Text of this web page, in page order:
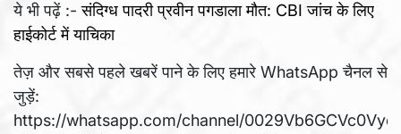
ये भी पढ़ें :-संदिग्ध पादरी प्रवीन पगडाला मौत: CBI जांच के लिए
हाईकोर्ट में याचिका
तेज़ और सबसे पहले खबरें पाने के लिए हमारे WhatsApp चैनल से
जुड़ें:
https://whatsapp.com/channel/